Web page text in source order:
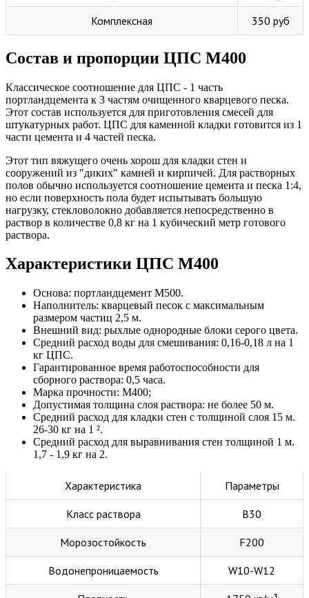
Комплексная 350 руб
Состав и пропорции ЦПС М400
Классическое соотношение для ЦПС - 1 часть
портландцемента к 3 частям очищенного кварцевого песка.
Этот состав используется для приготовления смесей для
штукатурных работ. ЦПС для каменной кладки готовится из 1
части цемента и 4 частей песка.
Этот тип вяжущего очень хорош для кладки стен и
сооружений из "диких" камней и кирпичей. Для растворных
полов обычно используется соотношение цемента и песка 1:4,
но если поверхность пола будет испытывать большую
нагрузку, стекловолокно добавляется непосредственно в
раствор в количестве 0,8 кг на 1 кубический метр готового
раствора.
Характеристики ЦПС М400
Основа: портландцемент М500.
Наполнитель: кварцевый песок с максимальным
размером частиц 2,5 м.
Внешний вид: рыхлые однородные блоки серого цвета.
Средний расход воды для смешивания: 0,16-0,18 л на 1
кг ЦПС.
Гарантированное время работоспособности для
сборного раствора: 0,5 часа.
Марка прочности: М400;
Допустимая толщина слоя раствора: не более 50 м.
Средний расход для кладки стен с толщиной слоя 15 м.
26-30 кг на 1 ².
Средний расход для выравнивания стен толщиной 1 м.
1,7 - 1,9 кг на 2.
Характеристика Параметры
Класс раствора В30
Морозостойкость F200
Водонепроницаемость W10-W12